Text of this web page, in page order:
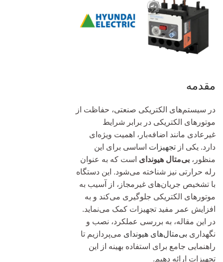
مقدمه
در سیستم‌های الکتریکی صنعتی، حفاظت از
موتورهای الکتریکی در برابر شرایط
غیرعادی مانند اضافه‌بار، اهمیت ویژه‌ای
دارد. یکی از تجهیزات اساسی برای این
منظور، بی‌متال هیوندای است که به عنوان
رله حرارتی نیز شناخته می‌شود. این دستگاه
با تشخیص جریان‌های غیرمجاز، از آسیب به
موتورهای الکتریکی جلوگیری می‌کند و به
افزایش عمر مفید تجهیزات کمک می‌نماید.
در این مقاله، به بررسی عملکرد، نصب و
نگهداری بی‌متال‌های هیوندای می‌پردازیم تا
راهنمایی جامع برای استفاده بهینه از این
تجهیزات ارائه دهیم.